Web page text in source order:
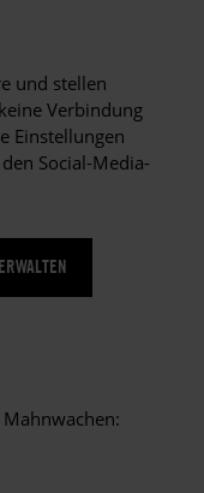
und stellen
Verbindung
Einstellungen
Social-Media-